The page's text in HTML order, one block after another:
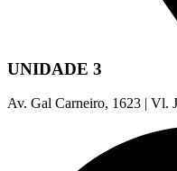
UNIDADE 3
Av. Gal Carneiro, 1623 | Vl.